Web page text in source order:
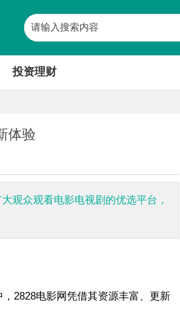
投资理财
体验
观众观看电影电视剧的优选平台，
2828电影网凭借其资源丰富、更新